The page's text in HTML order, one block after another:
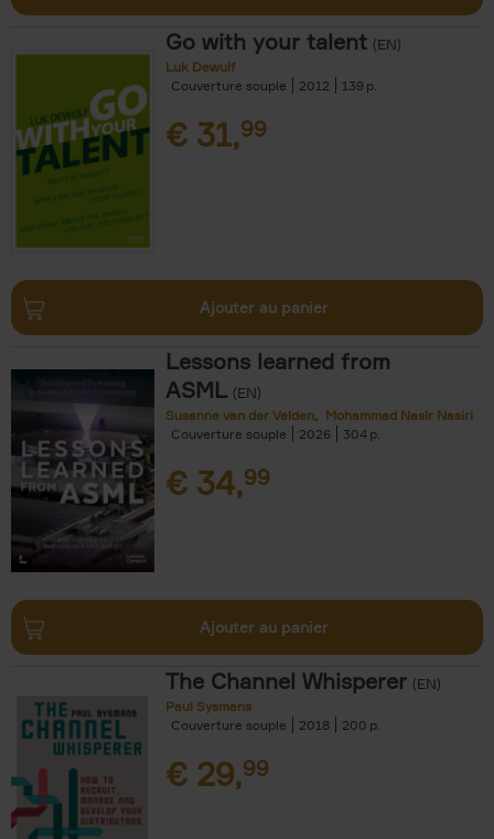
Go with your talent (EN)
Luk Dewulf
Couverture souple
2012 139
€ 31,99
Ajouter au panier
Lessons learned from
ASML (EN)
Susanne van der Velden
Mohammad Nasir Nasiri
Couverture souple
2026 304
€ 34,99
Ajouter au panier
The Channel Whisperer (EN)
Paul Sysmans
Couverture souple
2018 200
€ 29,99